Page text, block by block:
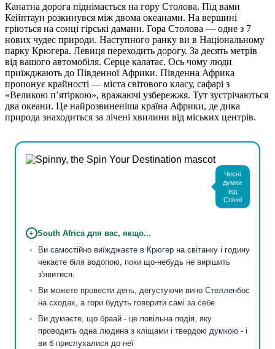
Канатна дорога піднімається на гору Столова. Під вами
Кейптаун розкинувся між двома океанами. На вершині
гріються на сонці гірські дамани. Гора Столова — одне з 7
нових чудес природи. Наступного ранку ви в Національному
парку Крюгера. Левиця переходить дорогу. За десять метрів
від вашого автомобіля. Серце калатає. Ось чому люди
приїжджають до Південної Африки. Південна Африка
пропонує крайності — міста світового класу, сафарі з
«Великою п’ятіркою», вражаючі узбережжя. Тут зустрічаються
два океани. Це найрозвиненіша країна Африки, де дика
природа знаходиться за лічені хвилини від міських центрів.
Чесні
думки
від
Спінні
+ South Africa для вас, якщо...
Ви самостійно виїжджаєте в Крюгер на світанку і годину
чекаєте біля водопою, поки що-небудь не вирішить
з'явитися.
Ви можете провести день, дегустуючи вино Стелленбос
на сходах, а гори будуть говорити самі за себе
Ви думаєте, що браай - це повільна подія, яку
проводить одна людина з кліщами і твердою думкою - і
ви б прислухалися до неї